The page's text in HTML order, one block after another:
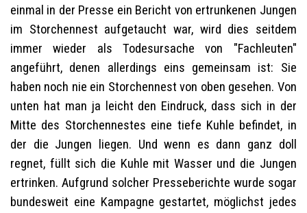
einmal in der Presse ein Bericht von ertrunkenen Jungen
im Storchennest aufgetaucht war, wird dies seitdem
immer wieder als Todesursache von "Fachleuten"
angeführt, denen allerdings eins gemeinsam ist: Sie
haben noch nie ein Storchennest von oben gesehen. Von
unten hat man ja leicht den Eindruck, dass sich in der
Mitte des Storchennestes eine tiefe Kuhle befindet, in
der die Jungen liegen. Und wenn es dann ganz doll
regnet, füllt sich die Kuhle mit Wasser und die Jungen
ertrinken. Aufgrund solcher Presseberichte wurde sogar
bundesweit eine Kampagne gestartet, möglichst jedes